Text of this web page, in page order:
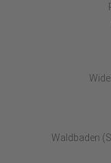
Waldbaden